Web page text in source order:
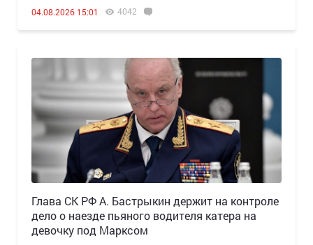
04.08.2026 15:01 4042
Глава СК РФ А. Бастрыкин держит на контроле
дело о наезде пьяного водителя катера на
девочку под Марксом